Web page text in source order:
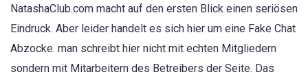
NatashaClub.com macht auf den ersten Blick einen seriösen
Eindruck. Aber leider handelt es sich hier um eine Fake Chat
Abzocke. man schreibt hier nicht mit echten Mitgliedern
sondern mit Mitarbeitern des Betreibers der Seite. Das